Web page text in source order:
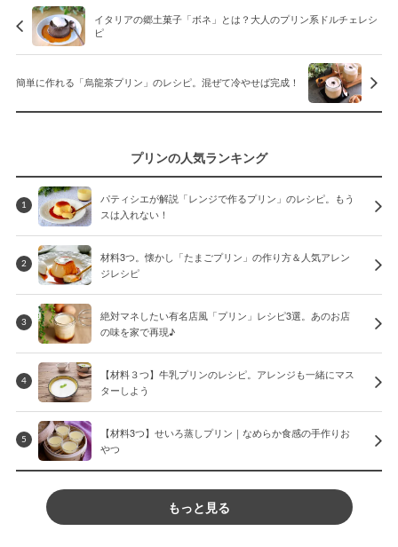
イタリアの郷土菓子「ボネ」とは？大人のプリン系ドルチェレシ
ピ
簡単に作れる「烏龍茶プリン」のレシピ。混ぜて冷やせば完成！
プリンの人気ランキング
1
パティシエが解説「レンジで作るプリン」のレシピ。もう
スは入れない！
2
材料3つ。懐かし「たまごプリン」の作り方＆人気アレン
ジレシピ
3
絶対マネしたい有名店風「プリン」レシピ3選。あのお店
の味を家で再現♪
4
【材料３つ】牛乳プリンのレシピ。アレンジも一緒にマス
ターしよう
5
【材料3つ】せいろ蒸しプリン｜なめらか食感の手作りお
やつ
もっと見る